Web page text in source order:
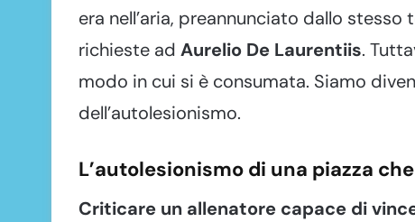
era nell’aria, preannunciato dallo
richieste ad Aurelio De Laurentiis.
modo in cui si è consumata. Siamo
dell’autolesionismo.
L’autolesionismo di una piazza
Criticare un allenatore capace di